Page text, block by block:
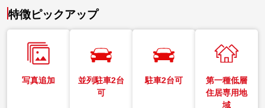
特徴ピックアップ
写真追加
並列駐車2台
可
駐車2台可
第一種低層
住居専用地
域